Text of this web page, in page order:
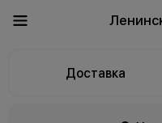
Доставка